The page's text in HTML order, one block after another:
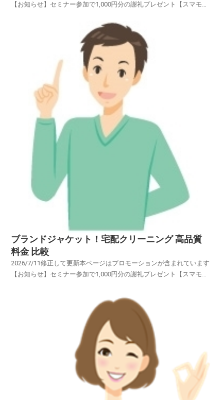
【お知らせ】セミナー参加で1,000円分の謝礼プレゼント【スマモ
ツ・スカート・ブラウス・ワンピース・カーディガン・礼
服」・・・・・オーダーメイドの高級衣類・・・・ブラン...
ブランドジャケット！宅配クリーニング 高品質
料金 比較
2026/7/11修正して更新本ページはプロモーションが含まれています
【お知らせ】セミナー参加で1,000円分の謝礼プレゼント【スマモ
ツ・スカート・ブラウス・ワンピース・カーディガン・礼
服」・・・・・オーダーメイドの高級衣類・・・・ブラン...